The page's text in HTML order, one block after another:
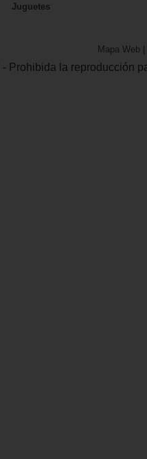
Juguetes
Mapa Web |
- Prohibida la reproducción